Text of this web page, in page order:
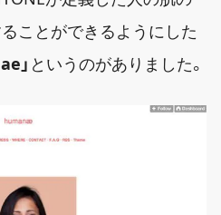
ことができるようにした
」 というのがありました。